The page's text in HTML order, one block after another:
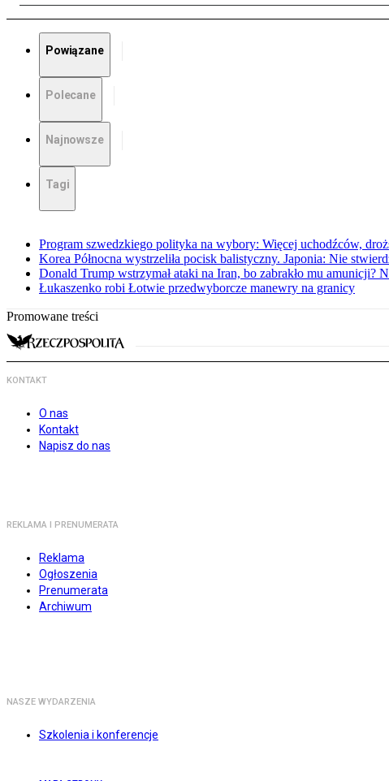
Powiązane
Polecane
Najnowsze
Tagi
Program szwedzkiego polityka na wybory: Więcej uchodźców,
Korea Północna wystrzeliła pocisk balistyczny. Japonia: Nie
Donald Trump wstrzymał ataki na Iran, bo zabrakło mu amunicji?
Łukaszenko robi Łotwie przedwyborcze manewry na granicy
Promowane treści
KONTAKT
O nas
Kontakt
Napisz do nas
REKLAMA I PRENUMERATA
Reklama
Ogłoszenia
Prenumerata
Archiwum
NASZE WYDARZENIA
Szkolenia i konferencje